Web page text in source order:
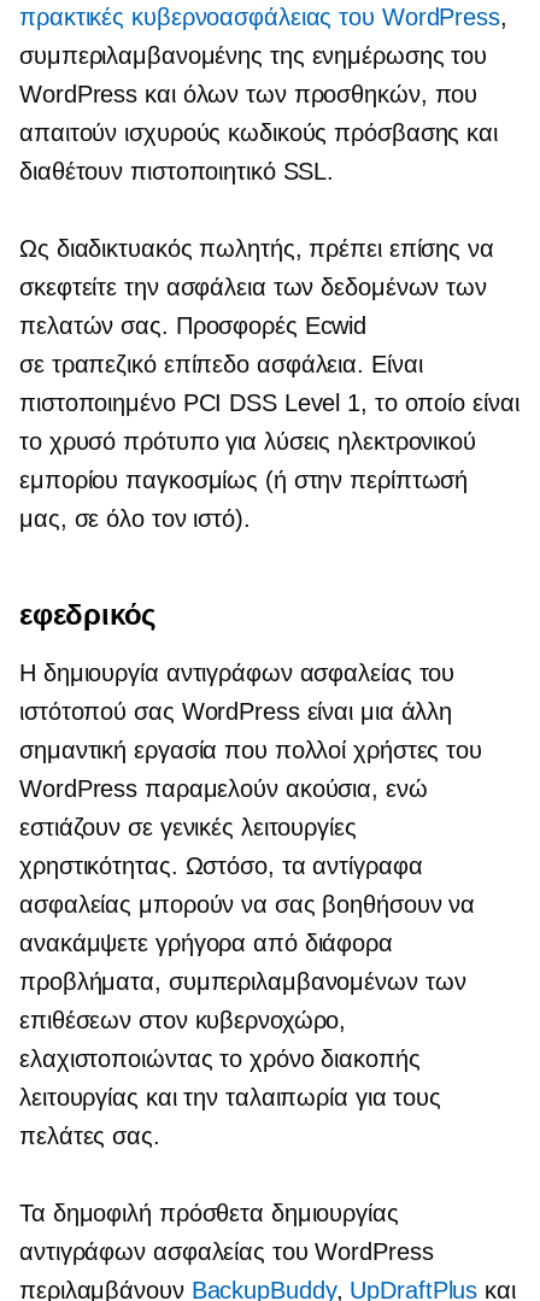
πρακτικές κυβερνοασφάλειας του WordPress,
συμπεριλαμβανομένης της ενημέρωσης του
WordPress και όλων των προσθηκών, που
απαιτούν ισχυρούς κωδικούς πρόσβασης και
διαθέτουν πιστοποιητικό SSL.
Ως διαδικτυακός πωλητής, πρέπει επίσης να
σκεφτείτε την ασφάλεια των δεδομένων των
πελατών σας. Προσφορές Ecwid
σε τραπεζικό επίπεδο ασφάλεια. Είναι
πιστοποιημένο PCI DSS Level 1, το οποίο είναι
το χρυσό πρότυπο για λύσεις ηλεκτρονικού
εμπορίου παγκοσμίως (ή στην περίπτωσή
μας, σε όλο τον ιστό).
εφεδρικός
Η δημιουργία αντιγράφων ασφαλείας του
ιστότοπού σας WordPress είναι μια άλλη
σημαντική εργασία που πολλοί χρήστες του
WordPress παραμελούν ακούσια, ενώ
εστιάζουν σε γενικές λειτουργίες
χρηστικότητας. Ωστόσο, τα αντίγραφα
ασφαλείας μπορούν να σας βοηθήσουν να
ανακάμψετε γρήγορα από διάφορα
προβλήματα, συμπεριλαμβανομένων των
επιθέσεων στον κυβερνοχώρο,
ελαχιστοποιώντας το χρόνο διακοπής
λειτουργίας και την ταλαιπωρία για τους
πελάτες σας.
Τα δημοφιλή πρόσθετα δημιουργίας
αντιγράφων ασφαλείας του WordPress
περιλαμβάνουν BackupBuddy, UpDraftPlus και